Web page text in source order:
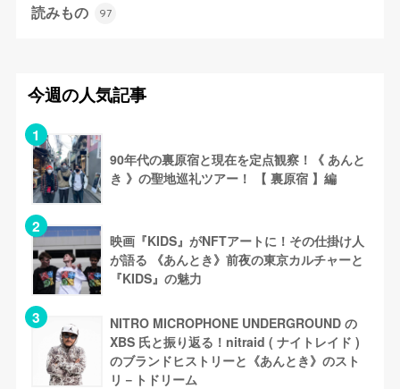
読みもの 97
今週の人気記事
90年代の裏原宿と現在を定点観察！《 あんと
き 》の聖地巡礼ツアー！ 【 裏原宿 】編
映画『KIDS』がNFTアートに！その仕掛け人
が語る 《あんとき》前夜の東京カルチャーと
『KIDS』の魅力
NITRO MICROPHONE UNDERGROUND の
XBS 氏と振り返る！nitraid ( ナイトレイド )
のブランドヒストリーと《あんとき》のスト
リ－トドリーム